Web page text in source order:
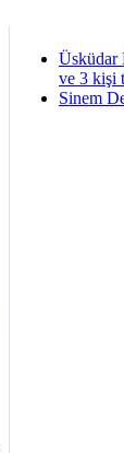
Üsküdar
ve 3 kişi
Sinem